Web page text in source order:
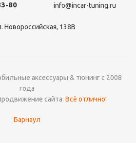
80 info@incar-tuning.ru
Новороссийская, 138В
аксессуары & тюнинг с 2008
года
сайта: Всё отлично!
Барнаул